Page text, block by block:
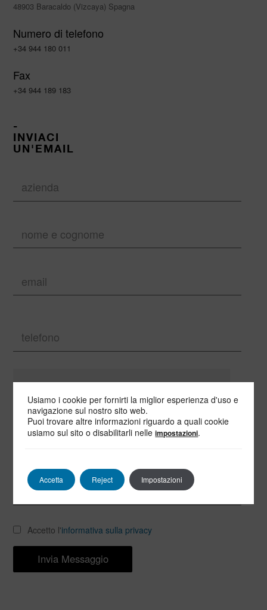
48903 Baracaldo (Vizcaya) Spagna
Numero di telefono
+34 944 180 011
Fax
+34 944 189 183
-
INVIACI
UN'EMAIL
Accetto l'informativa sulla privacy
Usiamo i cookie per fornirti la miglior esperienza d'uso e
navigazione sul nostro sito web.
Puoi trovare altre informazioni riguardo a quali cookie
usiamo sul sito o disabilitarli nelleimpostazioni.
Accetta Reject Impostazioni